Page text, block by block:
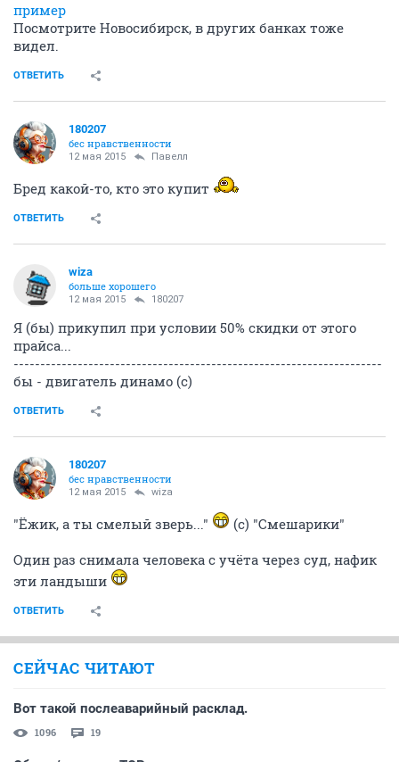
пример
Посмотрите Новосибирск, в других банках тоже
видел.
ОТВЕТИТЬ
180207
бес нравственности
12 мая 2015 Павелл
Бред какой-то, кто это купит
ОТВЕТИТЬ
wiza
больше хорошего
12 мая 2015 180207
Я (бы) прикупил при условии 50% скидки от этого
прайса...
---------------------------------------------------------------------
бы - двигатель динамо (с)
ОТВЕТИТЬ
180207
бес нравственности
12 мая 2015 wiza
"Ёжик, а ты смелый зверь..."
(с) "Смешарики"
Один раз снимала человека с учёта через суд, нафик
эти ландыши
ОТВЕТИТЬ
СЕЙЧАС ЧИТАЮТ
Вот такой послеаварийный расклад.
1096 19